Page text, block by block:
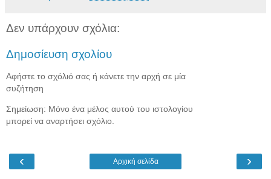
Δεν υπάρχουν σχόλια:
Δημοσίευση σχολίου
Αφήστε το σχόλιό σας ή κάνετε την αρχή σε μία
συζήτηση
Σημείωση: Μόνο ένα μέλος αυτού του ιστολογίου
μπορεί να αναρτήσει σχόλιο.
‹ ›
Αρχική σελίδα